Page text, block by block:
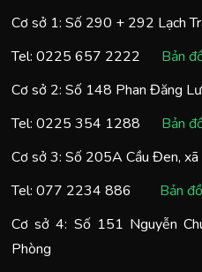
Cơ sở 1: Số 290 + 292 Lạch
Tel: 0225 657 2222
Bản
Cơ sở 2: Số 148 Phan Đăng
Tel: 0225 354 1288
Bản
Cơ sở 3: Số 205A Cầu Đen, xã
Tel: 077 2234 886
Bản đồ
Cơ sở 4: Số 151 Nguyễn
Phòng